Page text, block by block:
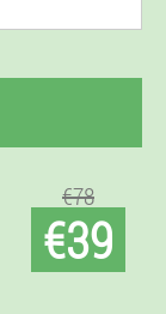
€78
€39